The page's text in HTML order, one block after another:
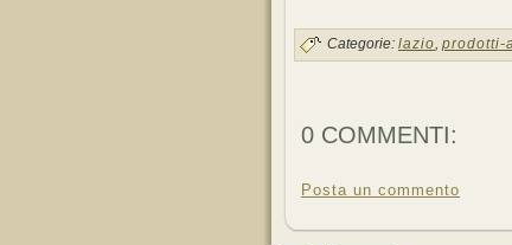
Categorie: lazio, prodotti-
0 COMMENTI:
Posta un commento